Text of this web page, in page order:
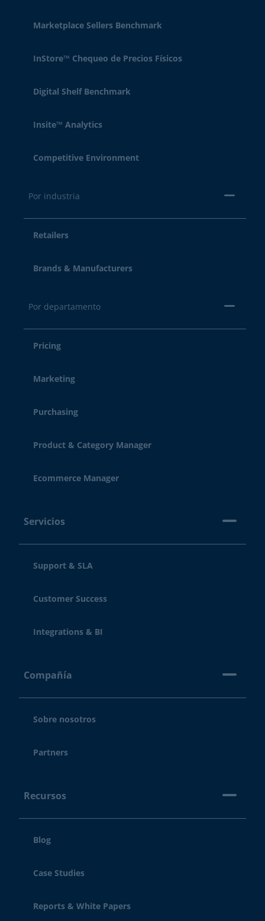
Marketplace Sellers Benchmark
InStore™ Chequeo de Precios Físicos
Digital Shelf Benchmark
Insite™ Analytics
Competitive Environment
Por industria
Retailers
Brands & Manufacturers
Por departamento
Pricing
Marketing
Purchasing
Product & Category Manager
Ecommerce Manager
Servicios
Support & SLA
Customer Success
Integrations & BI
Compañía
Sobre nosotros
Partners
Recursos
Blog
Case Studies
Reports & White Papers